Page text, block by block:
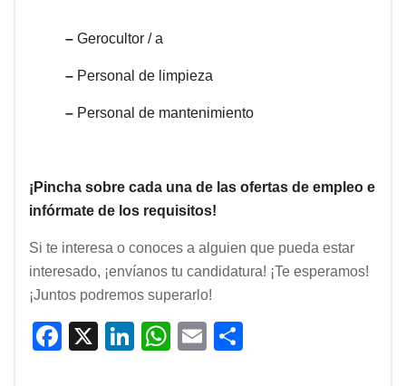
– Gerocultor / a
– Personal de limpieza
– Personal de mantenimiento
¡Pincha sobre cada una de las ofertas de empleo e
infórmate de los requisitos!
Si te interesa o conoces a alguien que pueda estar
interesado, ¡envíanos tu candidatura! ¡Te esperamos!
¡Juntos podremos superarlo!
F
X
Li
W
E